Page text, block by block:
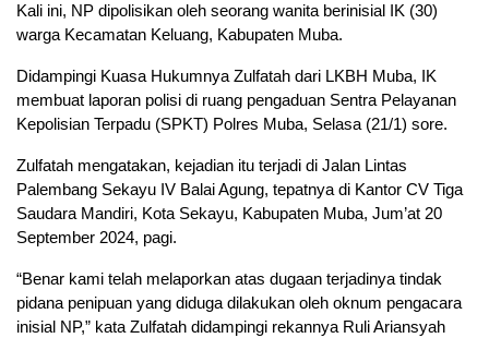
Kali ini, NP dipolisikan oleh seorang wanita berinisial IK (30)
warga Kecamatan Keluang, Kabupaten Muba.
Didampingi Kuasa Hukumnya Zulfatah dari LKBH Muba, IK
membuat laporan polisi di ruang pengaduan Sentra Pelayanan
Kepolisian Terpadu (SPKT) Polres Muba, Selasa (21/1) sore.
Zulfatah mengatakan, kejadian itu terjadi di Jalan Lintas
Palembang Sekayu IV Balai Agung, tepatnya di Kantor CV Tiga
Saudara Mandiri, Kota Sekayu, Kabupaten Muba, Jum’at 20
September 2024, pagi.
“Benar kami telah melaporkan atas dugaan terjadinya tindak
pidana penipuan yang diduga dilakukan oleh oknum pengacara
inisial NP,” kata Zulfatah didampingi rekannya Ruli Ariansyah